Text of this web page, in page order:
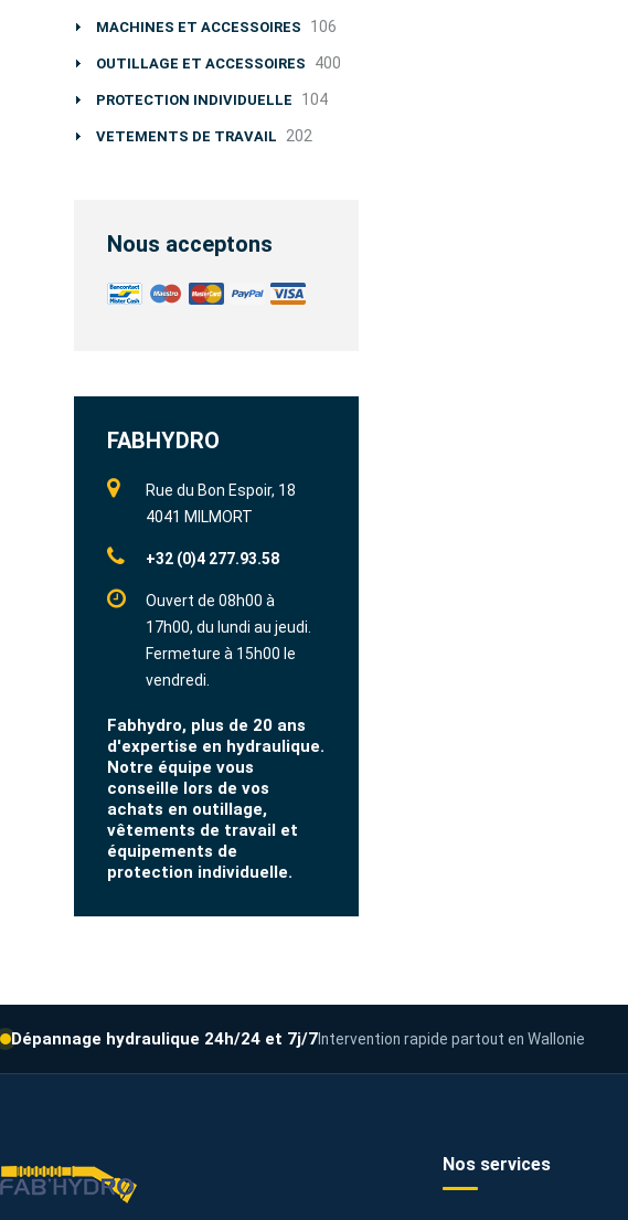
MACHINES ET ACCESSOIRES 106
OUTILLAGE ET ACCESSOIRES 400
PROTECTION INDIVIDUELLE 104
VETEMENTS DE TRAVAIL 202
Nous acceptons
FABHYDRO
Rue du Bon Espoir, 18
4041 MILMORT
+32 (0)4 277.93.58
Ouvert de 08h00 à
17h00, du lundi au jeudi.
Fermeture à 15h00 le
vendredi.
Fabhydro, plus de 20 ans
d'expertise en hydraulique.
Notre équipe vous
conseille lors de vos
achats en outillage,
vêtements de travail et
équipements de
protection individuelle.
Dépannage hydraulique 24h/24 et 7j/7Intervention rapide partout en Wallonie
Nos services